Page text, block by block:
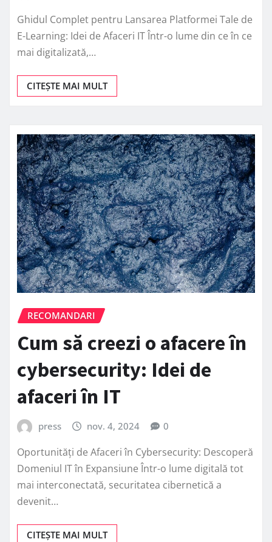
Ghidul Complet pentru Lansarea Platformei Tale de
E-Learning: Idei de Afaceri IT Într-o lume din ce în ce
mai digitalizată,…
CITEȘTE MAI MULT
RECOMANDARI
Cum să creezi o afacere în
cybersecurity: Idei de
afaceri în IT
press nov. 4, 2024 0
Oportunități de Afaceri în Cybersecurity: Descoperă
Domeniul IT în Expansiune Într-o lume digitală tot
mai interconectată, securitatea cibernetică a
devenit…
CITEȘTE MAI MULT